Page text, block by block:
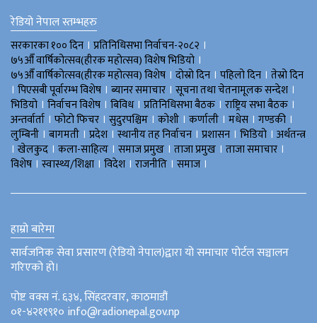
रेडियो नेपाल स्तम्भहरु
सरकारका १०० दिन । प्रतिनिधिसभा निर्वाचन-२०८२ ।
७५औँ वार्षिकोत्सव(हीरक महोत्सव) विशेष भिडियाे ।
७५औँ वार्षिकोत्सव(हीरक महोत्सव) विशेष । दोस्रो दिन । पहिलो दिन । तेस्रो दिन
। पिएसबी पूर्वारम्भ विशेष । ब्यानर समाचार । सूचना तथा चेतनामूलक सन्देश ।
भिडियाे । निर्वाचन विशेष । बिविध। प्रतिनिधिसभा बैठक । राष्ट्रिय सभा बैठक ।
अन्तर्वार्ता । फोटो फिचर । सुदुरपश्चिम । काेशी । कर्णाली । मधेस । गण्डकी ।
लुम्बिनी । बागमती । प्रदेश । स्थानीय तह निर्वाचन । प्रशासन । भिडियो । अर्थतन्त्र
। खेलकुद । कला-साहित्य । समाज प्रमुख । ताजा प्रमुख । ताजा समाचार ।
विशेष । स्वास्थ्य/शिक्षा । विदेश । राजनीति । समाज ।
हाम्रो बारेमा
सार्वजनिक सेवा प्रसारण (रेडियो नेपाल)द्वारा यो समाचार पोर्टल सञ्चालन
गरिएको हो।
पोष्ट वक्स नं. ६३४, सिंहदरवार, काठमाडौं
०१-४२११९१० info@radionepal.gov.np